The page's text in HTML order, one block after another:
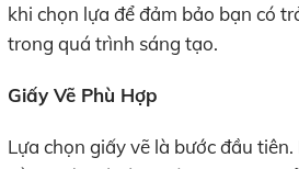
khi chọn lựa để đảm bảo bạn có
trong quá trình sáng tạo.
Giấy Vẽ Phù Hợp
Lựa chọn giấy vẽ là bước đầu